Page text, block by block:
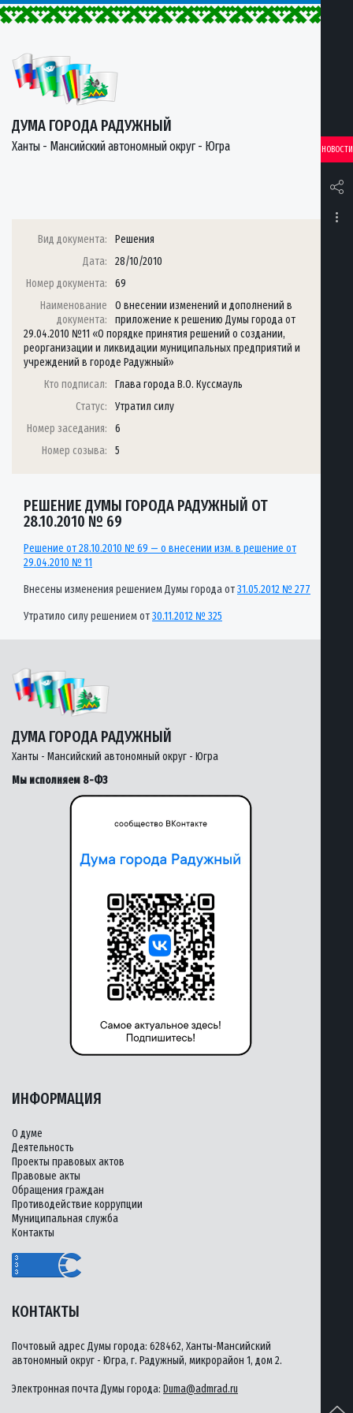
ДУМА ГОРОДА РАДУЖНЫЙ
Ханты - Мансийский автономный округ - Югра НОВОСТИ
Вид документа:
Решения
Дата:
28/10/2010
Номер документа:
69
Наименование
документа:
О внесении изменений и дополнений в
приложение к решению Думы города от
29.04.2010 №11 «О порядке принятия решений о создании,
реорганизации и ликвидации муниципальных предприятий и
учреждений в городе Радужный»
Кто подписал:
Глава города В.О. Куссмауль
Статус:
Утратил силу
Номер заседания:
6
Номер созыва:
5
РЕШЕНИЕ ДУМЫ ГОРОДА РАДУЖНЫЙ ОТ
28.10.2010 № 69
Решение от 28.10.2010 № 69 — о внесении изм. в решение от
29.04.2010 № 11
Внесены изменения решением Думы города от31.05.2012 № 277
Утратило силу решением от30.11.2012 № 325
ДУМА ГОРОДА РАДУЖНЫЙ
Ханты - Мансийский автономный округ - Югра
Мы исполняем 8-ФЗ
КОНТАКТЫ
Почтовый адрес Думы города: 628462, Ханты-Мансийский
автономный округ - Югра, г. Радужный, микрорайон 1, дом 2.
Электронная почта Думы города: Duma@admrad.ru
ИНФОРМАЦИЯ
О думе
Деятельность
Проекты правовых актов
Правовые акты
Обращения граждан
Противодействие коррупции
Муниципальная служба
Контакты